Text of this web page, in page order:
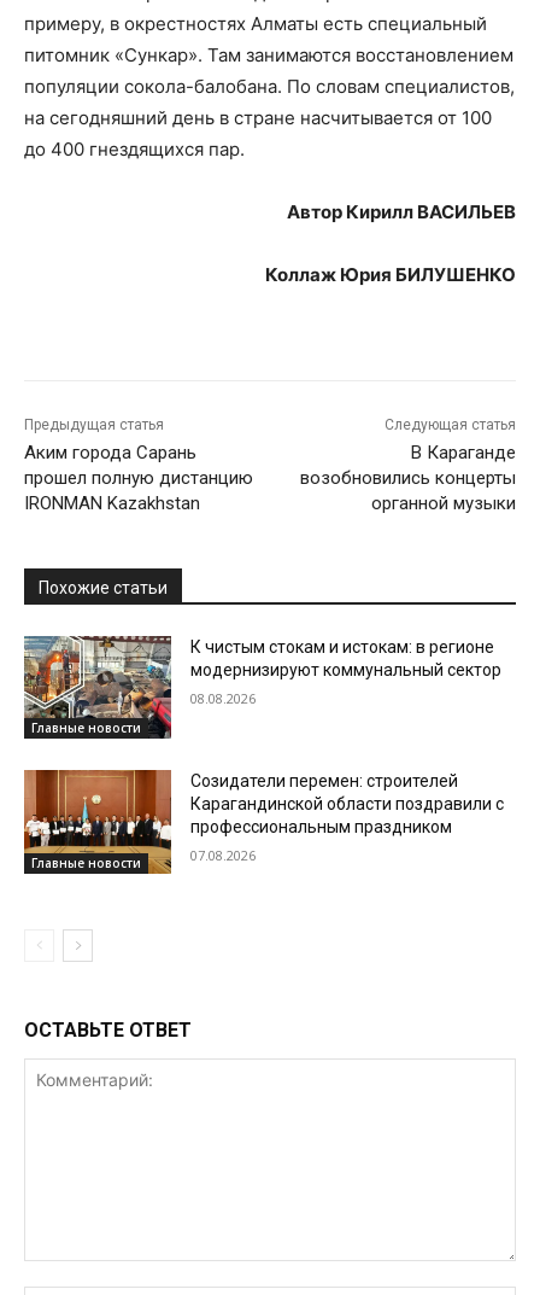
примеру, в окрестностях Алматы есть специальный
питомник «Сункар». Там занимаются восстановлением
популяции сокола-балобана. По словам специалистов,
на сегодняшний день в стране насчитывается от 100
до 400 гнездящихся пар.
Автор Кирилл ВАСИЛЬЕВ
Коллаж Юрия БИЛУШЕНКО
Предыдущая статья
Аким города Сарань
прошел полную дистанцию
IRONMAN Kazakhstan
Следующая статья
В Караганде
возобновились концерты
органной музыки
Похожие статьи
Главные новости
К чистым стокам и истокам: в регионе
модернизируют коммунальный сектор
08.08.2026
Главные новости
Созидатели перемен: строителей
Карагандинской области поздравили с
профессиональным праздником
07.08.2026
ОСТАВЬТЕ ОТВЕТ